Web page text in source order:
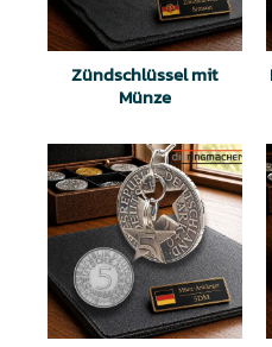
Zündschlüssel mit
Münze